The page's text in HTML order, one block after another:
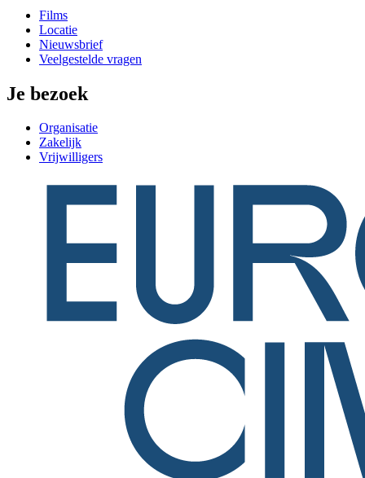
Films
Locatie
Nieuwsbrief
Veelgestelde vragen
Je bezoek
Organisatie
Zakelijk
Vrijwilligers